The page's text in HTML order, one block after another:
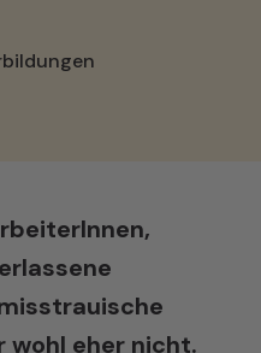
wohl eher nicht.